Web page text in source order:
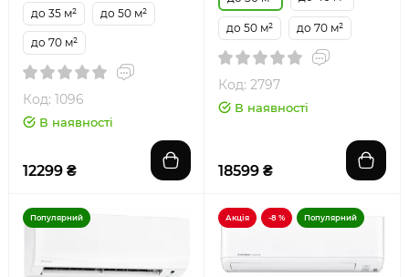
до 35 м² до 50 м²
до 70 м²
Код: 1096
В наявності
12299 ₴
до 50 м² до 70 м²
Код: 2797
В наявності
18599 ₴
Популярний Акція -8 % Популярний